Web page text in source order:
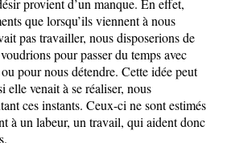
provient d’un manque. En effet,
que lorsqu’ils viennent à nous
pas travailler, nous disposerions de
pour passer du temps avec
pour nous détendre. Cette idée peut
elle venait à se réaliser, nous
ces instants. Ceux-ci ne sont estimés
à un labeur, un travail, qui aident donc